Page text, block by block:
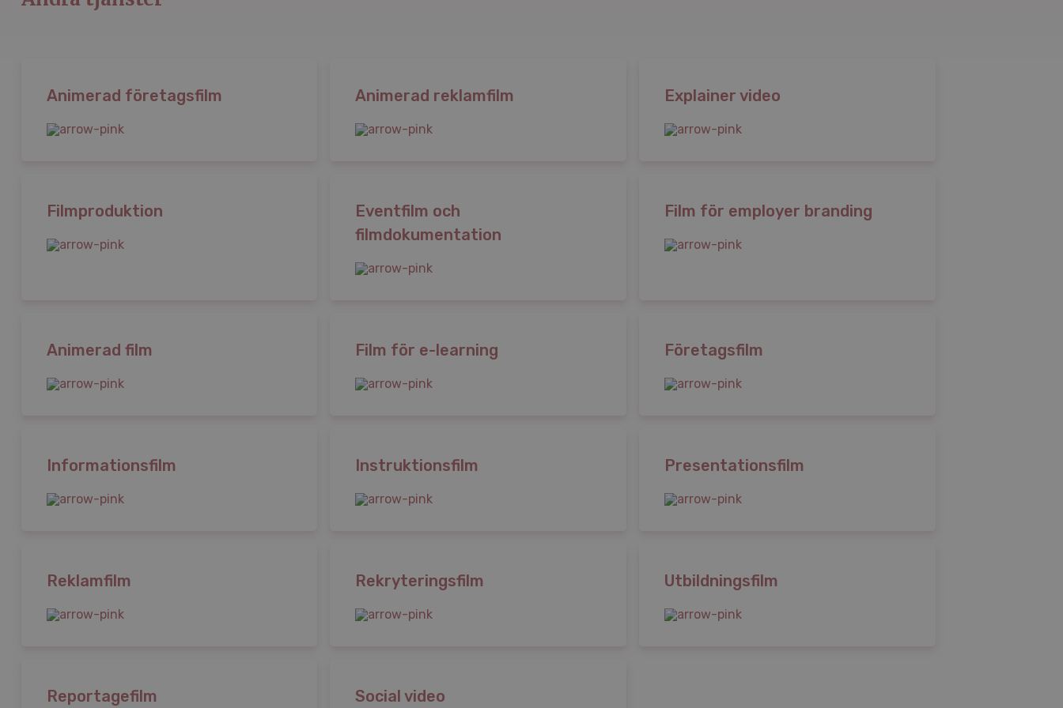
Animerad företagsfilm Animerad reklamfilm Explainer video
Filmproduktion
Eventfilm och
filmdokumentation
Film för employer branding
Animerad film Film för e-learning Företagsfilm
Informationsfilm Instruktionsfilm Presentationsfilm
Reklamfilm Rekryteringsfilm Utbildningsfilm
Reportagefilm Social video